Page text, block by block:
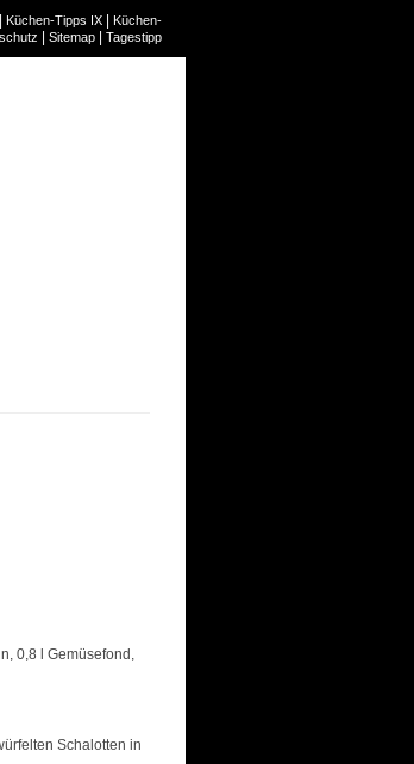
Küchen-Tipps IX
Küchen-
Sitemap Tagestipp
0,8 l Gemüsefond,
Schalotten in